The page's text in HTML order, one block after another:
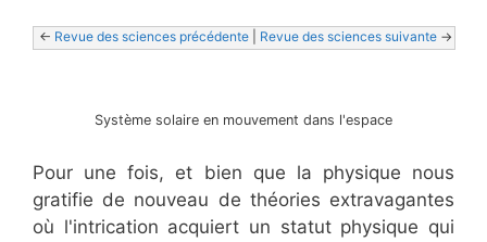
<- Revue des sciences précédente Revue des sciences suivante ->
Système solaire en mouvement dans l'espace
Pour une fois, et bien que la physique nous
gratifie de nouveau de théories extravagantes
où l'intrication acquiert un statut physique qui